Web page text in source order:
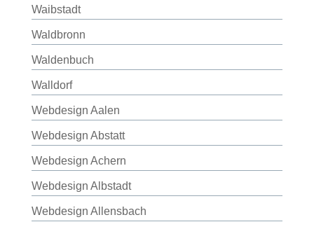
Waibstadt
Waldbronn
Waldenbuch
Walldorf
Webdesign Aalen
Webdesign Abstatt
Webdesign Achern
Webdesign Albstadt
Webdesign Allensbach